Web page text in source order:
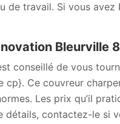
de travail. Si vous avez
Bleurville
conseillé de vous
cp}. Ce couvreur
Les prix qu’il
détails, contactez-le si